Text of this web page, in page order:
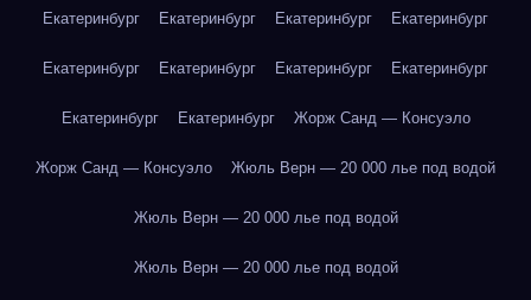
Екатеринбург Екатеринбург Екатеринбург Екатеринбург
Екатеринбург Екатеринбург Екатеринбург Екатеринбург
Екатеринбург Екатеринбург Жорж Санд — Консуэло
Жорж Санд — Консуэло Жюль Верн — 20 000 лье под водой
Жюль Верн — 20 000 лье под водой
Жюль Верн — 20 000 лье под водой